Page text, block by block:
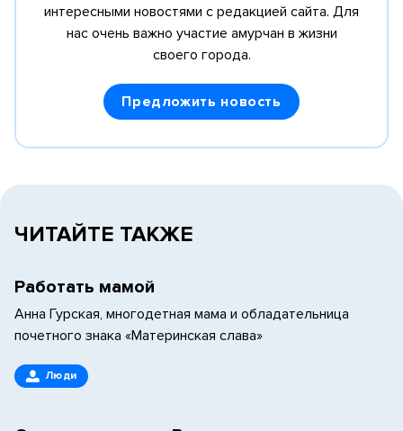
интересными новостями с редакцией сайта. Для
нас очень важно участие амурчан в жизни
своего города.
Предложить новость
ЧИТАЙТЕ ТАКЖЕ
Работать мамой
Анна Гурская, многодетная мама и обладательница
почетного знака «Материнская слава»
Люди